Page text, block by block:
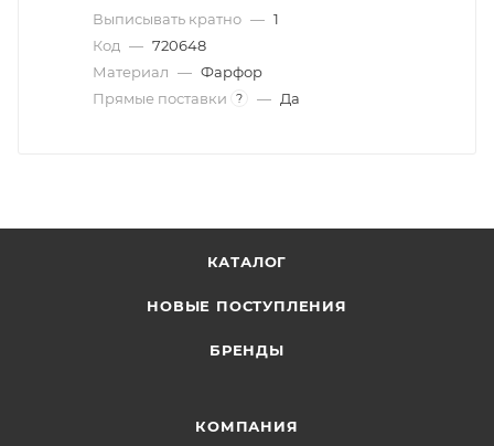
Выписывать кратно — 1
Код — 720648
Материал — Фарфор
Прямые поставки
? — Да
КАТАЛОГ
НОВЫЕ ПОСТУПЛЕНИЯ
БРЕНДЫ
КОМПАНИЯ